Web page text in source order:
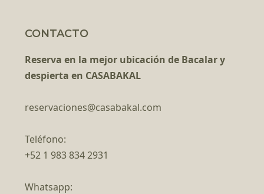
CONTACTO
Reserva en la mejor ubicación de Bacalar y
despierta en CASABAKAL
reservaciones@casabakal.com
Teléfono:
+52 1 983 834 2931
Whatsapp: